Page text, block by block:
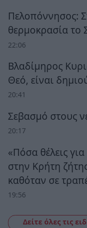
Πελοπόννησος:
θερμοκρασία το
22:06
Βλαδίμηρος
Θεό, είναι
20:41
Σεβασμό στους
20:17
«Πόσα θέλεις
στην Κρήτη
καθόταν σε
19:56
Δείτε όλες τις